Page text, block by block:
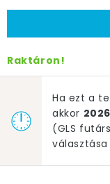
Raktáron!
Ha ezt a
akkor
(GLS